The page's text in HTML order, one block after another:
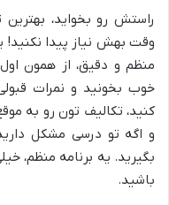
راستش رو بخواید،
وقت بهش نیاز پیدا نکنید!
منظم و دقیق، از همون
خوب بخونید و نمرات
کنید، تکالیف تون رو به
و اگه تو درسی مشکل
بگیرید. یه برنامه منظم،
باشید.